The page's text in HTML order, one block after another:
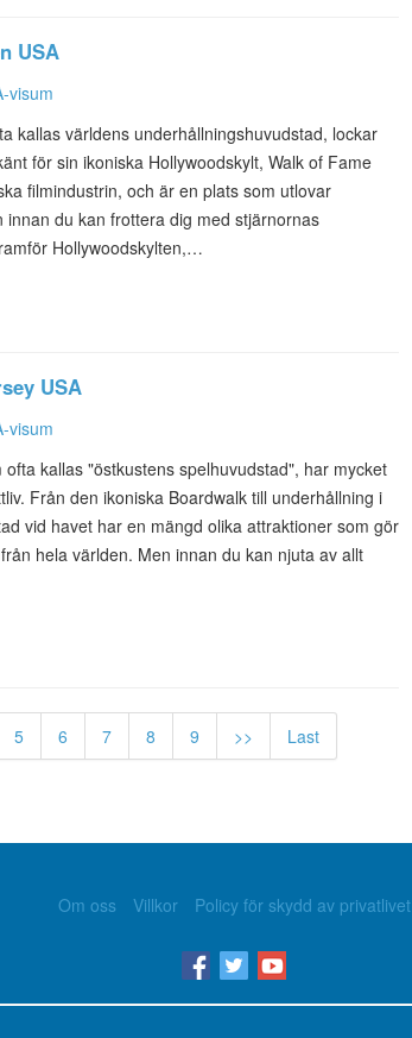
USA
visum
kallas världens underhållningshuvudstad, lockar
för sin ikoniska Hollywoodskylt, Walk of Fame
filmindustrin, och är en plats som utlovar
du kan frottera dig med stjärnornas
Hollywoodskylten,…
USA
visum
kallas "östkustens spelhuvudstad", har mycket
Från den ikoniska Boardwalk till underhållning i
vid havet har en mängd olika attraktioner som gör
hela världen. Men innan du kan njuta av allt
5 6 7 8 9 >> Last
Om oss Villkor Policy för skydd av privatlivet